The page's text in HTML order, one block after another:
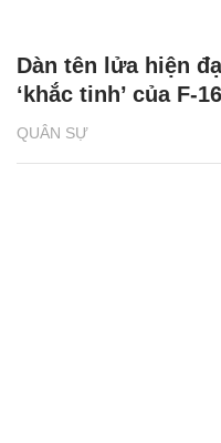
QUÂN SỰ
Dàn tên lửa hiện
‘khắc tinh’ của F-